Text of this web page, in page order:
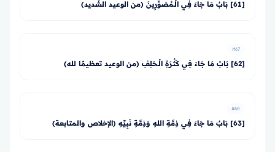
[61] بَابُ مَا جَاءَ فِي الْـمُصَوِّرِينَ (من الوعيد الشَّديد)
#67
[62] بَابُ مَا جَاءَ فِي كَثْرَةِ الْـحَلِفِ (من الوعيد تعظيمًا لله)
#68
[63] بَابُ مَا جَاءَ فِي ذِمَّةِ اللهِ وَذِمَّةِ نَبِيِّهِ (الإخلاص والمتابعة)